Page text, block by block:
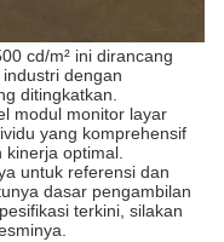
cd/m² ini dirancang
dengan
ditingkatkan.
modul monitor layar
yang komprehensif
kinerja optimal.
untuk referensi dan
dasar pengambilan
terkini, silakan